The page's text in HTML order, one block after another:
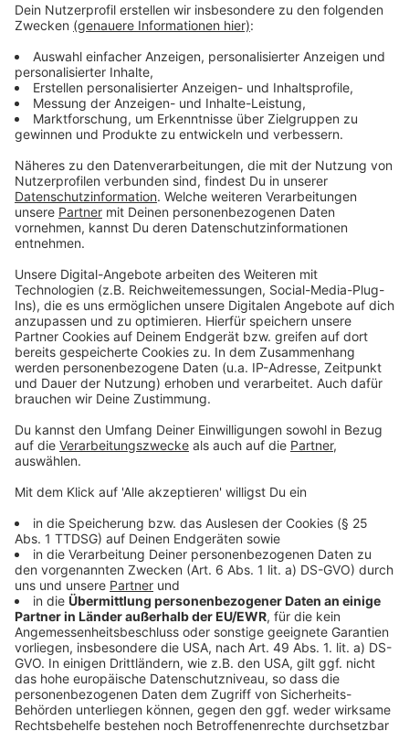
Anzeige
Aus Sicht der Naturschützer gilt der Standort als
unproblematisch. Der Schornstein ähnele für die Tiere
einem hohen Felsen, zudem seien sie durch die große
Höhe kaum gestört. Wanderfalken gelten außerdem
Brutplätzen zurück. Laut NABU handelt es sich beim
Bayer-Schornstein zudem um den einzigen bekannten
Brutplatz der Art in Leverkusen.
Weitere Meldungen aus Leverkusen
Anzeige
Leverkusen: Überdurchschnittlich viele Erkältungen
Feuerwehr zufrieden mit Warntag in Leverkusen
Prozess um Schockanrufe bei Leverkusener Senioren
Anzeige
Anzeige